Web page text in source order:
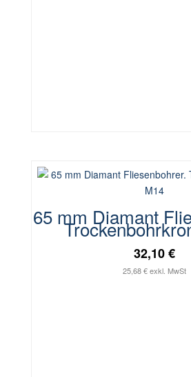
65 mm Diamant
32,10 €
25,68 € exkl. MwSt